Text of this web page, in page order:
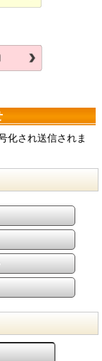
化され送信されま